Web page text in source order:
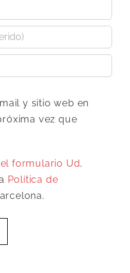
y sitio web en
vez que
formulario Ud,
Política de